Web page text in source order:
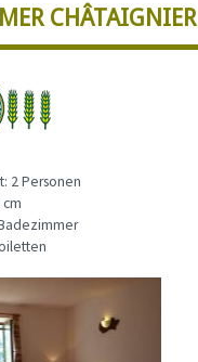
CHÂTAIGNIER
2 Personen